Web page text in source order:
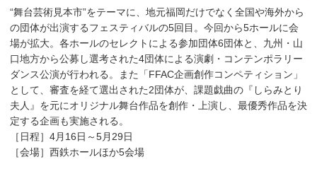
“舞台芸術見本市”をテーマに、地元福岡だけでなく全国や海外から
の団体が出演するフェスティバルの5回目。今回から5ホールに会
場が拡大。各ホールのセレクトによる参加団体6団体と、九州・山
口地方から公募し選考された4団体による演劇・コンテンポラリー
ダンス公演が行われる。また「FFAC企画創作コンペティション」
として、審査を経て選出された2団体が、課題戯曲の『しらみとり
夫人』を元にオリジナル舞台作品を創作・上演し、最優秀作品を決
定する企画も実施される。
［日程］4月16日～5月29日
［会場］西鉄ホールほか5会場